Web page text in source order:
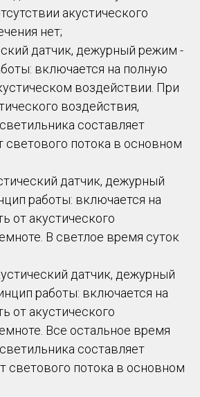
акустического
нет;
датчик, дежурный режим -
включается на полную
воздействии. При
воздействия,
составляет
светового потока в основном
датчик, дежурный
работы: включается на
от акустического
В светлое время суток
датчик, дежурный
работы: включается на
от акустического
Все остальное время
составляет
светового потока в основном